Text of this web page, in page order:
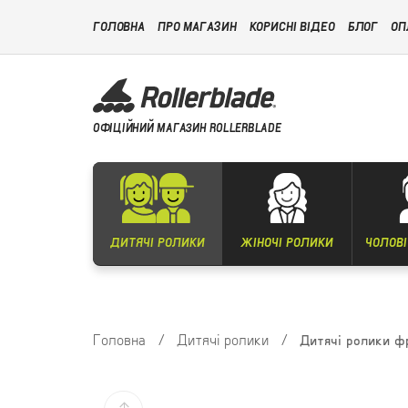
ГОЛОВНА ПРО МАГАЗИН КОРИСНІ ВІДЕО БЛОГ
ОФІЦІЙНИЙ МАГАЗИН ROLLERBLADE
ДИТЯЧІ РОЛИКИ ЖІНОЧІ РОЛИКИ
Головна / Дитячі ролики / Дитячі ролики